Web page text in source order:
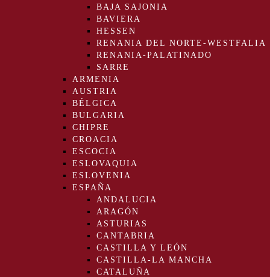
BAJA SAJONIA
BAVIERA
HESSEN
RENANIA DEL NORTE-WESTFALIA
RENANIA-PALATINADO
SARRE
ARMENIA
AUSTRIA
BÉLGICA
BULGARIA
CHIPRE
CROACIA
ESCOCIA
ESLOVAQUIA
ESLOVENIA
ESPAÑA
ANDALUCIA
ARAGÓN
ASTURIAS
CANTABRIA
CASTILLA Y LEÓN
CASTILLA-LA MANCHA
CATALUÑA